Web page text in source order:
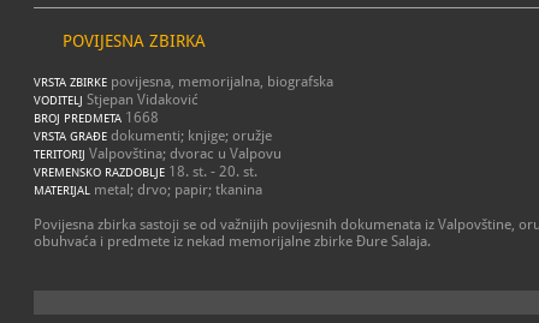
POVIJESNA ZBIRKA
VRSTA ZBIRKE povijesna, memorijalna, biografska
VODITELJ Stjepan Vidaković
BROJ PREDMETA 1668
VRSTA GRAĐE dokumenti; knjige; oružje
TERITORIJ Valpovština; dvorac u Valpovu
VREMENSKO RAZDOBLJE 18. st. - 20. st.
MATERIJAL metal; drvo; papir; tkanina
Povijesna zbirka sastoji se od važnijih povijesnih dokumenata iz Valpovštine,
obuhvaća i predmete iz nekad memorijalne zbirke Đure Salaja.